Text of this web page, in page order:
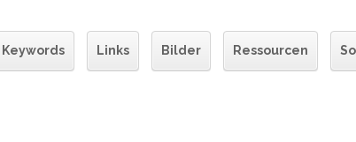
Keywords Links Bilder Ressourcen